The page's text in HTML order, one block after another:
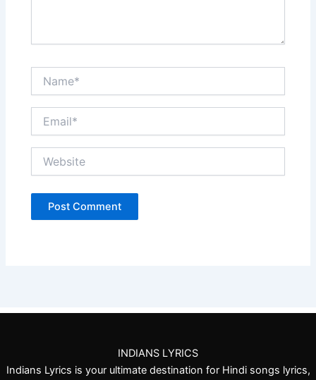
INDIANS LYRICS
Indians Lyrics is your ultimate destination for Hindi songs lyrics,